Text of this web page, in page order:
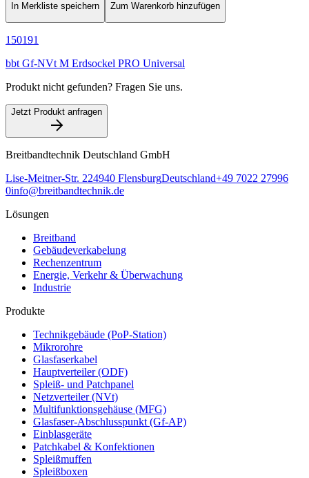
In Merkliste speichern Zum Warenkorb hinzufügen
150191
bbt Gf-NVt M Erdsockel PRO Universal
Produkt nicht gefunden? Fragen Sie uns.
Jetzt Produkt anfragen
Breitbandtechnik Deutschland GmbH
Lise-Meitner-Str. 224940 FlensburgDeutschland+49 7022 27996
0info@breitbandtechnik.de
Lösungen
Breitband
Gebäudeverkabelung
Rechenzentrum
Energie, Verkehr & Überwachung
Industrie
Produkte
Technikgebäude (PoP-Station)
Mikrorohre
Glasfaserkabel
Hauptverteiler (ODF)
Spleiß- und Patchpanel
Netzverteiler (NVt)
Multifunktionsgehäuse (MFG)
Glasfaser-Abschlusspunkt (Gf-AP)
Einblasgeräte
Patchkabel & Konfektionen
Spleißmuffen
Spleißboxen